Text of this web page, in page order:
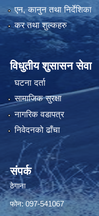
एन, कानुन तथा निर्देशिका
कर तथा शुल्कहरु
विधुतीय शुसासन सेवा
घटना दर्ता
सामाजिक सुरक्षा
नागरिक वडापत्र
निवेदनको ढाँचा
संपर्क
ठेगाना
फोन: 097-541067